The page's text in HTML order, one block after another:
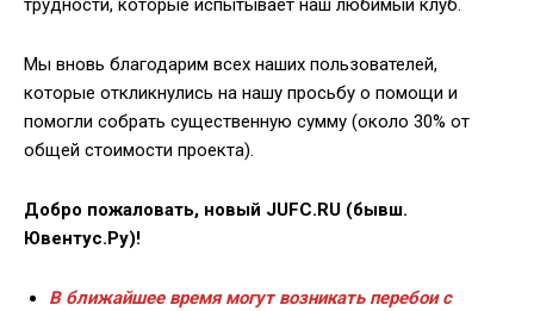
трудности, которые испытывает наш любимый клуб.
Мы вновь благодарим всех наших пользователей,
которые откликнулись на нашу просьбу о помощи и
помогли собрать существенную сумму (около 30% от
общей стоимости проекта).
Добро пожаловать, новый JUFC.RU (бывш.
Ювентус.Ру)!
В ближайшее время могут возникать перебои с